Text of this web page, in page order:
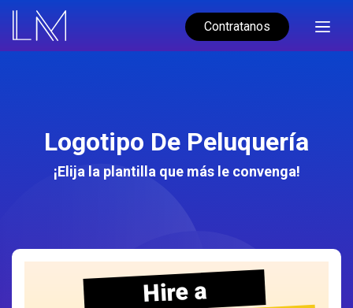
Contratanos
Logotipo De Peluquería
¡Elija la plantilla que más le convenga!
Hire a